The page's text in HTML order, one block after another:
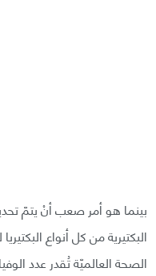
بينما هو أمر صعب أنْ يتمّ
البكتيرية من كل أنواع
الصحة العالميّة تُقدر عدد